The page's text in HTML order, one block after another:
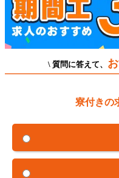
\ 質問に答えて、
寮付きの